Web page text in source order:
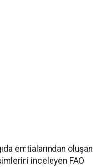
emtialarından oluşan
inceleyen FAO